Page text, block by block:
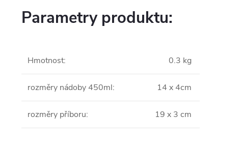
Parametry produktu:
Hmotnost: 0.3 kg
rozměry nádoby 450ml: 14 x 4cm
rozměry příboru: 19 x 3 cm